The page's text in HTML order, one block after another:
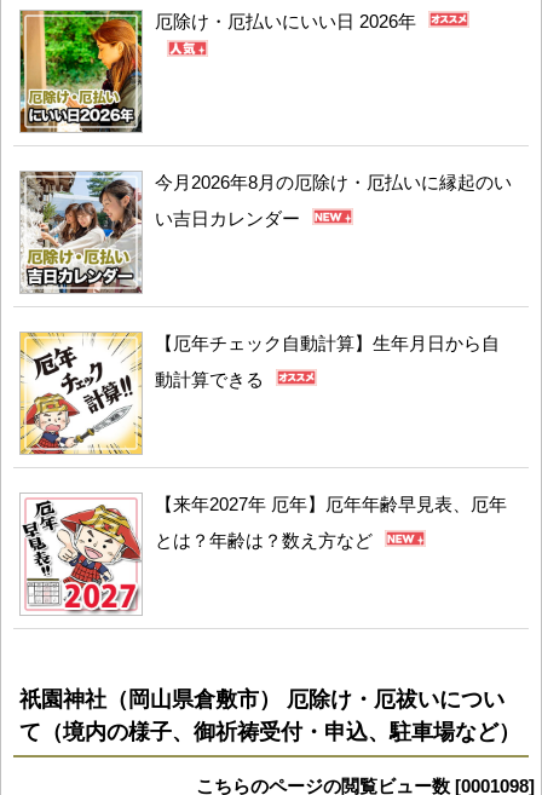
厄除け・厄払いにいい日 2026年
今月2026年8月の厄除け・厄払いに縁起のい
い吉日カレンダー
【厄年チェック自動計算】生年月日から自
動計算できる
【来年2027年 厄年】厄年年齢早見表、厄年
とは？年齢は？数え方など
祇園神社（岡山県倉敷市） 厄除け・厄祓いについ
て（境内の様子、御祈祷受付・申込、駐車場など）
こちらのページの閲覧ビュー数 [0001098]